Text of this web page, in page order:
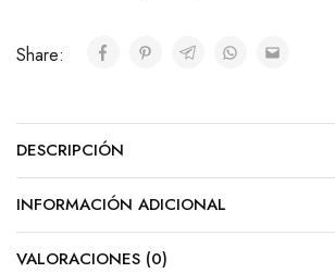
Share:
DESCRIPCIÓN
INFORMACIÓN ADICIONAL
VALORACIONES (0)